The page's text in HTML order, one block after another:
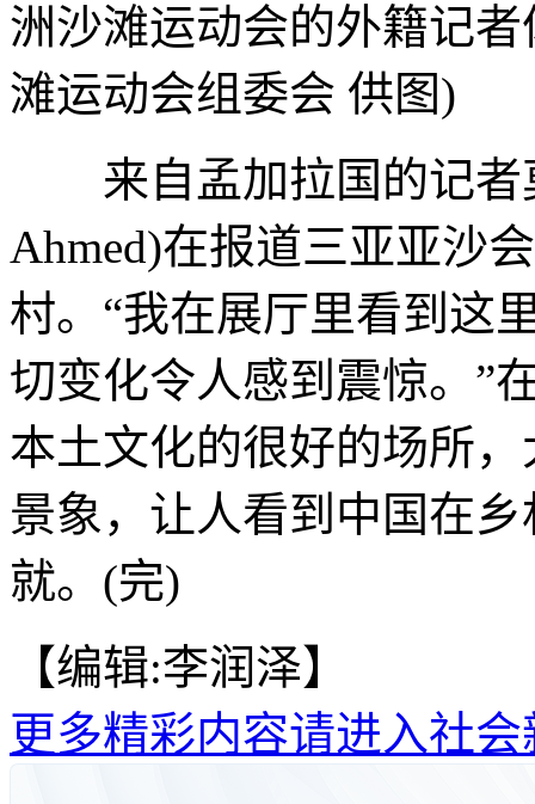
洲沙滩运动会的外籍记
滩运动会组委会 供图)
来自孟加拉国的记者
Ahmed)在报道三亚亚沙
村。“我在展厅里看到这
切变化令人感到震惊。”
本土文化的很好的场所
景象，让人看到中国在
就。(完)
【编辑:李润泽】
更多精彩内容请进入社会